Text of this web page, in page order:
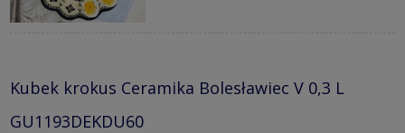
Kubek krokus Ceramika Bolesławiec V 0,3 L
GU1193DEKDU60